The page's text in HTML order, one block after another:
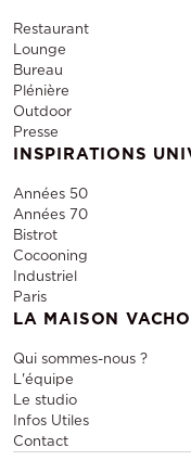
Restaurant
Lounge
Bureau
Plénière
Outdoor
Presse
INSPIRATIONS
Années 50
Années 70
Bistrot
Cocooning
Industriel
Paris
LA MAISON
Qui sommes-nous ?
L'équipe
Le studio
Infos Utiles
Contact